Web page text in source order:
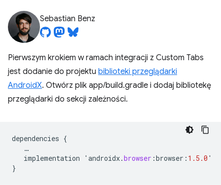
Sebastian Benz
Pierwszym krokiem w ramach integracji z Custom Tabs
jest dodanie do projektu biblioteki przeglądarki
AndroidX. Otwórz plik app/build.gradle i dodaj bibliotekę
przeglądarki do sekcji zależności.
dependencies {
…
implementation
' androidx.browser :browser : 1.5.0 '
}